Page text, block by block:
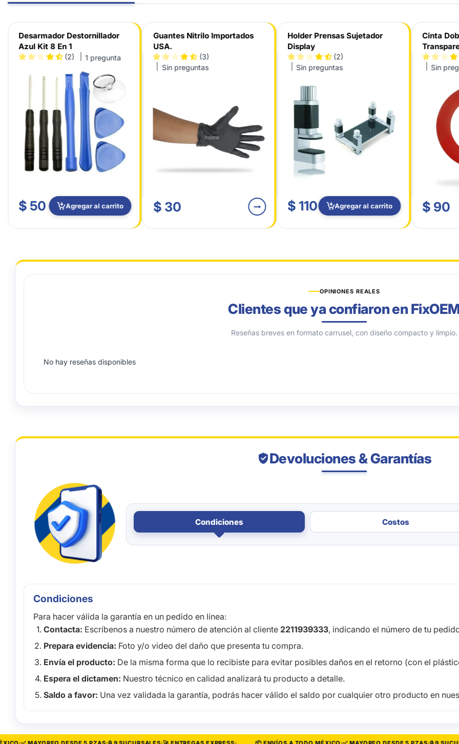
Desarmador Destornillador
Azul Kit 8 En 1
(2) 1 pregunta
$ 50 Agregar al carrito
Guantes Nitrilo Importados
USA.
(3)
Sin preguntas
$ 30
Holder Prensas Sujetador
Display
(2)
Sin preguntas
$ 110 Agregar al carrito
Cinta
Sin
$ 90
OPINIONES REALES
Clientes que ya confiaron en
Reseñas breves en formato carrusel, con diseño compacto y limpio.
No hay reseñas disponibles
Devoluciones & Garantías
Condiciones Costos
Condiciones
Para hacer válida la garantía en un pedido en línea:
Contacta: Escríbenos a nuestro número de atención al cliente 2211939333, indicando el número de tu
Prepara evidencia: Foto y/o video del daño que presenta tu compra.
Envía el producto: De la misma forma que lo recibiste para evitar posibles daños en el retorno (con el
Espera el dictamen: Nuestro técnico en calidad analizará tu producto a detalle.
Saldo a favor: Una vez validada la garantía, podrás hacer válido el saldo por cualquier otro producto en